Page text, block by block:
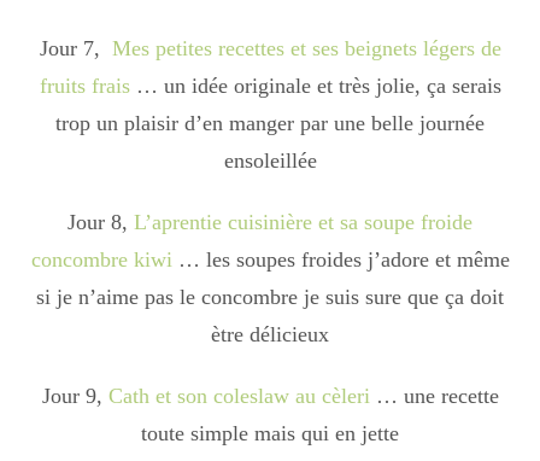
Japon
Boulette
Jour 7, Mes petites recettes et ses beignets légers de
fruits frais… un idée originale et très jolie, ça serais
trop un plaisir d’en manger par une belle journée
ensoleillée
Jour 8, L’aprentie cuisinière et sa soupe froide
concombre kiwi… les soupes froides j’adore et même
si je n’aime pas le concombre je suis sure que ça doit
ètre délicieux
Jour 9, Cath et son coleslaw au cèleri… une recette
toute simple mais qui en jette